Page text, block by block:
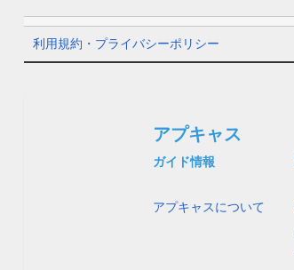
利用規約・プライバシーポリシー
アプキャス
ガイド情報
アプキャスについて